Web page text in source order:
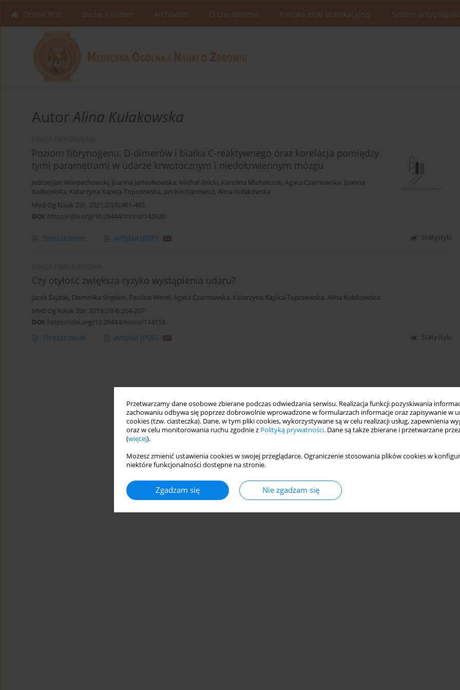
Przetwarzamy dane osobowe zbierane podczas odwiedzania serwisu. Realizacja funkcji pozyskiwania
zachowaniu odbywa się poprzez dobrowolnie wprowadzone w formularzach informacje oraz zapisywanie w
cookies (tzw. ciasteczka). Dane, w tym pliki cookies, wykorzystywane są w celu realizacji usług, zapewnienia
oraz w celu monitorowania ruchu zgodnie z Polityką prywatności. Dane są także zbierane i przetwarzane
(więcej).
Możesz zmienić ustawienia cookies w swojej przeglądarce. Ograniczenie stosowania plików cookies w
niektóre funkcjonalności dostępne na stronie.
Zgadzam się Nie zgadzam się
Online first Bieżący numer Archiwum O czasopiśmie Polityka etyki publikacyjnej System
AutorAlina Kułakowska
Poziom fibrynogenu, D-dimerów i białka C-reaktywnego oraz korelacja pomiędzy
tymi parametrami w udarze krwotocznym i niedokrwiennym mózgu
Jedrzej Jan Warpechowski, Joanna Jamiołkowska, Michał Ilnicki, Karolina Michalczuk, Agata Czarnowska, Joanna
Kulikowska, Katarzyna Kapica-Topczewska, Jan Kochanowicz, Alina Kułakowska
Med Og Nauk Zdr. 2021;27(4):461-465
DOI: https://doi.org/10.26444/monz/142620
Streszczenie Artykuł (PDF) Statystyki
Czy otyłość zwiększa ryzyko wystąpienia udaru?
Jacek Sajdak, Dominika Stępień, Paulina Werel, Agata Czarnowska, Katarzyna Kapica-Topczewska, Alina Kułakowska
Med Og Nauk Zdr. 2019;25(4):204-207
DOI: https://doi.org/10.26444/monz/114153
Streszczenie Artykuł (PDF) Statystyki